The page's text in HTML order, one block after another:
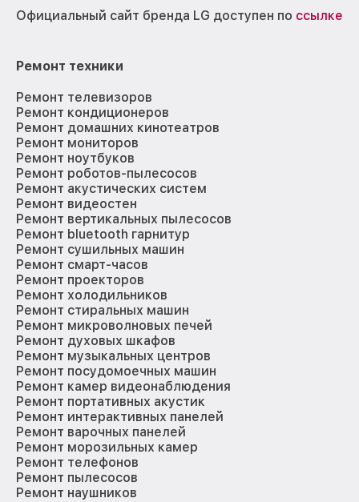
Официальный сайт бренда LG доступен по ссылке
Ремонт техники
Ремонт телевизоров
Ремонт кондиционеров
Ремонт домашних кинотеатров
Ремонт мониторов
Ремонт ноутбуков
Ремонт роботов-пылесосов
Ремонт акустических систем
Ремонт видеостен
Ремонт вертикальных пылесосов
Ремонт bluetooth гарнитур
Ремонт сушильных машин
Ремонт смарт-часов
Ремонт проекторов
Ремонт холодильников
Ремонт стиральных машин
Ремонт микроволновых печей
Ремонт духовых шкафов
Ремонт музыкальных центров
Ремонт посудомоечных машин
Ремонт камер видеонаблюдения
Ремонт портативных акустик
Ремонт интерактивных панелей
Ремонт варочных панелей
Ремонт морозильных камер
Ремонт телефонов
Ремонт пылесосов
Ремонт наушников